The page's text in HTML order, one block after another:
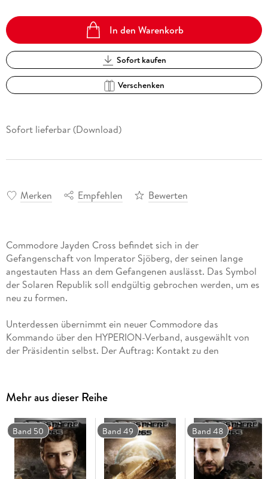
In den Warenkorb
Sofort kaufen
Verschenken
Sofort lieferbar (Download)
Merken Empfehlen Bewerten
Commodore Jayden Cross befindet sich in der
Gefangenschaft von Imperator Sjöberg, der seinen lange
angestauten Hass an dem Gefangenen auslässt. Das Symbol
der Solaren Republik soll endgültig gebrochen werden, um es
Unterdessen übernimmt ein neuer Commodore das
Kommando über den HYPERION-Verband, ausgewählt von
der Präsidentin selbst. Der Auftrag: Kontakt zu den
Dies ist der zweiunddreißigste Roman aus der Serie
"Heliosphere 2265".
Mehr aus dieser Reihe
Band 50 Band 49 Band 48